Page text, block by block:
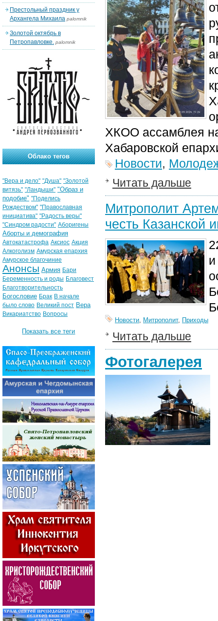
ХКОО ассамблея
Хабаровской
Новости,
Читать дальше
Митрополит
честь Казанской
Новости, Митрополит, Приходы
Читать дальше
Фотогалерея
Престольный праздник у
Архангела Михаила palomnik
Золотой октябрь в
Петропавловке. palomnik
Облако тегов
"Вера и дело" "Душа" "Золотой
витязь" "Ландыши" "Образ и
подобие" "Поделись
Рождеством" "Православная
инициатива" "Радость веры"
"Синдром радости" Аборигены
Аборты и демография
Автокатастрофа Аксиос Акция
Алкоголизм Амурская епархия
Амурское благочиние
Анонсы Армия Бари
Беременность и роды Благовест
Благотворительность
Богословие Брак В начале
было слово Великий пост Вера
Викариатство Вопросы
Показать все теги